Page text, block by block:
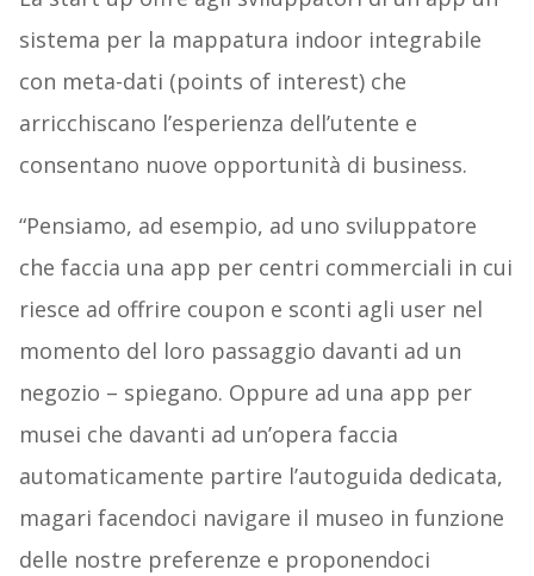
sistema per la mappatura indoor integrabile
con meta-dati (points of interest) che
arricchiscano l’esperienza dell’utente e
consentano nuove opportunità di business.
“Pensiamo, ad esempio, ad uno sviluppatore
che faccia una app per centri commerciali in cui
riesce ad offrire coupon e sconti agli user nel
momento del loro passaggio davanti ad un
negozio – spiegano. Oppure ad una app per
musei che davanti ad un’opera faccia
automaticamente partire l’autoguida dedicata,
magari facendoci navigare il museo in funzione
delle nostre preferenze e proponendoci